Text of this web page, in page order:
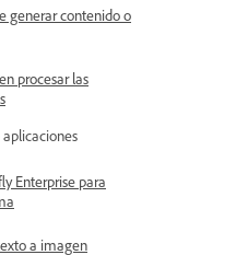
generar contenido o
procesar las
Enterprise para
a imagen